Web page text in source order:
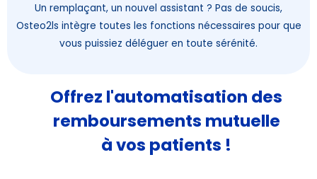
Un remplaçant, un nouvel assistant ? Pas de soucis,
Osteo2ls intègre toutes les fonctions nécessaires pour que
vous puissiez déléguer en toute sérénité.
Offrez l'automatisation des
remboursements mutuelle
à vos patients !